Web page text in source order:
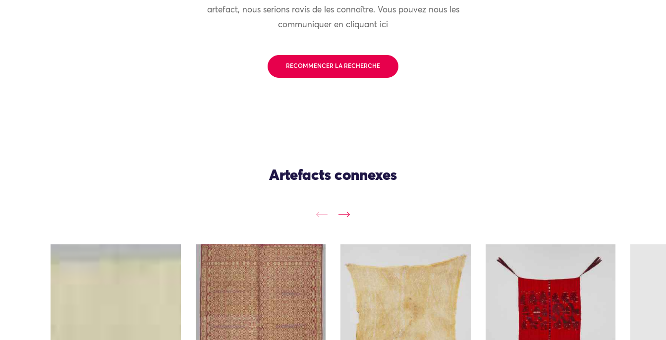
artefact, nous serions ravis de les connaître. Vous pouvez nous les
communiquer en cliquant ici
RECOMMENCER LA RECHERCHE
Artefacts connexes